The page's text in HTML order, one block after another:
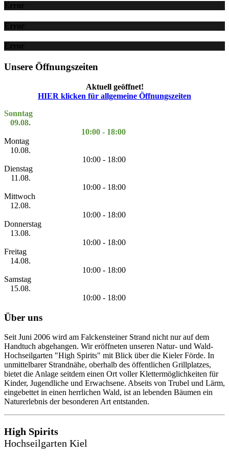
Error
Error
Error
Unsere Öffnungszeiten
Aktuell geöffnet!
HIER klicken für allgemeine Öffnungszeiten
Sonntag
09.08.
10:00 - 18:00
Montag
10.08.
10:00 - 18:00
Dienstag
11.08.
10:00 - 18:00
Mittwoch
12.08.
10:00 - 18:00
Donnerstag
13.08.
10:00 - 18:00
Freitag
14.08.
10:00 - 18:00
Samstag
15.08.
10:00 - 18:00
Über uns
Seit Juni 2006 wird am Falckensteiner Strand nicht nur auf dem
Handtuch abgehangen. Wir eröffneten unseren Natur- und Wald-
Hochseilgarten "High Spirits" mit Blick über die Kieler Förde. In
unmittelbarer Strandnähe, oberhalb des öffentlichen Grillplatzes,
bietet die Anlage seitdem einen Ort voller Klettermöglichkeiten für
Kinder, Jugendliche und Erwachsene. Abseits von Trubel und Lärm,
eingebettet in einen herrlichen Wald, ist an lebenden Bäumen ein
Naturerlebnis der besonderen Art entstanden.
High Spirits
Hochseilgarten Kiel